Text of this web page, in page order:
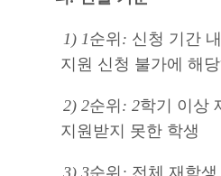
1) 1순위 : 신청 기간
지원 신청 불가에 해
2) 2순위 : 2학기 이상
지원받지 못한 학생
3) 3순위 : 전체 재학생